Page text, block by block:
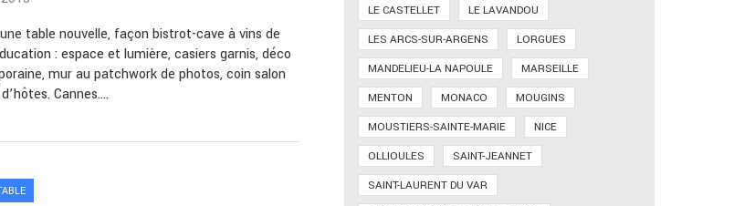
table nouvelle, façon bistrot-cave à vins de
: espace et lumière, casiers garnis, déco
mur au patchwork de photos, coin salon
Cannes.…
LE CASTELLET
LE LAVANDOU
LES ARCS-SUR-ARGENS
LORGUES
MANDELIEU-LA NAPOULE
MARSEILLE
MENTON
MONACO
MOUGINS
MOUSTIERS-SAINTE-MARIE
NICE
OLLIOULES
SAINT-JEANNET
SAINT-LAURENT DU VAR